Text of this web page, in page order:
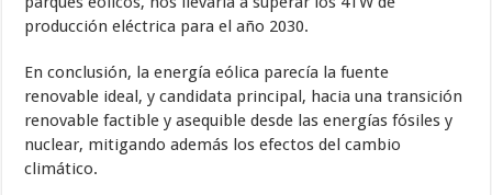
producción eléctrica para el año 2030.
En conclusión, la energía eólica parecía la fuente
renovable ideal, y candidata principal, hacia una transición
renovable factible y asequible desde las energías fósiles y
nuclear, mitigando además los efectos del cambio
climático.